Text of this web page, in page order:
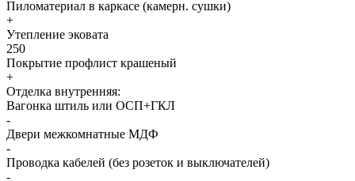
Пиломатериал в каркасе (камерн. сушки)
+
Утепление эковата
250
Покрытие профлист крашеный
+
Отделка внутренняя:
Вагонка штиль или ОСП+ГКЛ
-
Двери межкомнатные МДФ
-
Проводка кабелей (без розеток и выключателей)
-